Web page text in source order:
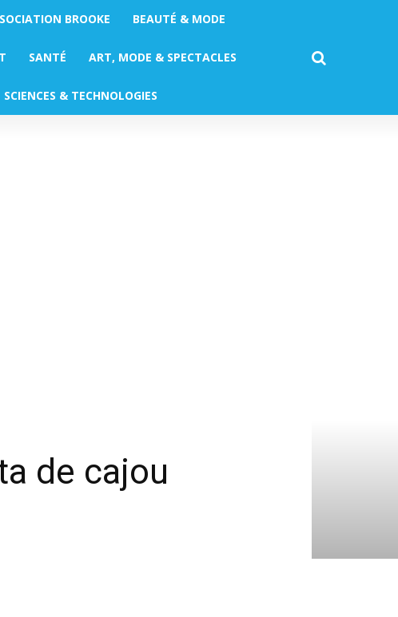
BROOKE BEAUTÉ & MODE
SANTÉ ART, MODE & SPECTACLES
SCIENCES & TECHNOLOGIES
de cajou